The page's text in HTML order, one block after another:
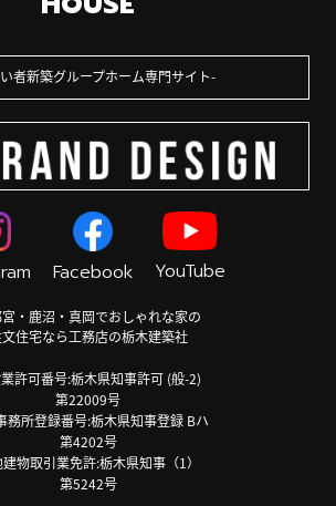
者新築グループホーム専門サイト
Facebook YouTube
・鹿沼・真岡でおしゃれな家の
住宅なら工務店の栃木建築社
許可番号:栃木県知事許可 (般-2)
第22009号
務所登録番号:栃木県知事登録 Bハ
第4202号
物取引業免許:栃木県知事（1）
第5242号